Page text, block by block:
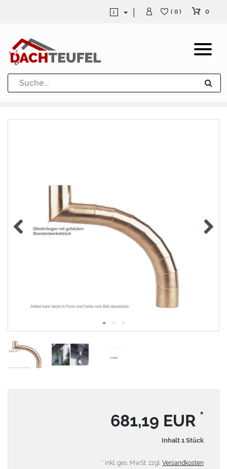
Dachrinne und Fallrohre
Werkzeuge und Löttechnik
( 0 ) 0
681,19 EUR *
Inhalt 1 Stück
* inkl. ges. MwSt. zzgl. Versandkosten